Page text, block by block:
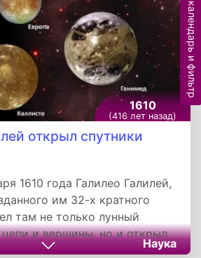
1610
(416 лет назад)
открыл спутники
1610 года Галилео Галилей,
им 32-х кратного
там не только лунный
и вершины, но и открыл
крупных спутника Юпитера,
Наука
календарь и фильтр